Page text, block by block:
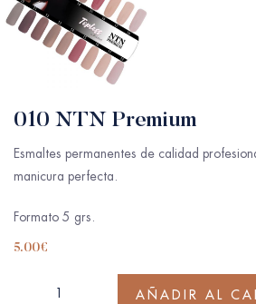
010 NTN Premium
Esmaltes permanentes de calidad
manicura perfecta.
Formato 5 grs.
5.00€
AÑADIR AL